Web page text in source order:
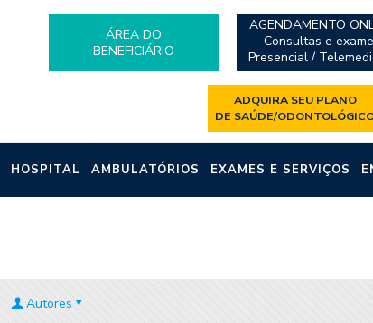
ÁREA DO
BENEFICIÁRIO
AGENDAMENTO
Consultas e
Presencial /
ADQUIRA SEU PLANO
DE SAÚDE/
HOSPITAL AMBULATÓRIOS EXAMES E SERVIÇOS
Autores